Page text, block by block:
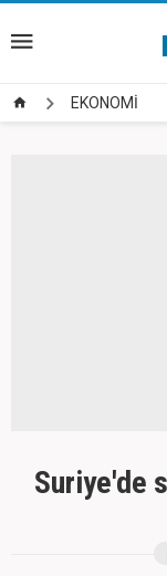
EKONOMİ
Suriye'de